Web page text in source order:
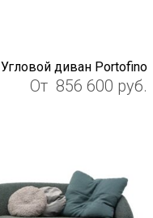
Угловой диван Portofino
От 856 600 руб.